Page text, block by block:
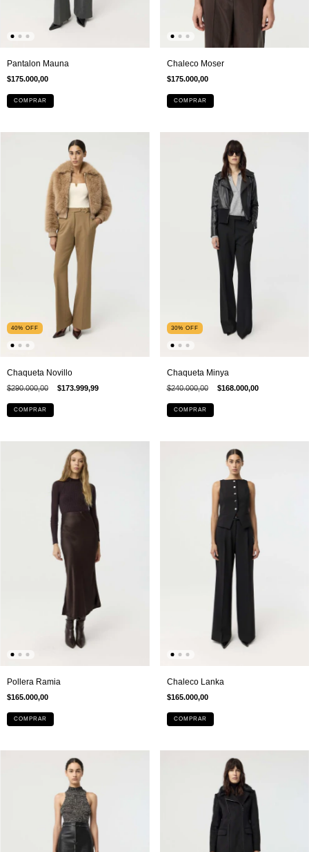
Pantalon Mauna
$175.000,00
COMPRAR
Chaleco Moser
$175.000,00
COMPRAR
40% OFF
Chaqueta Novillo
$290.000,00 $173.999,99
COMPRAR
30% OFF
Chaqueta Minya
$240.000,00 $168.000,00
COMPRAR
Pollera Ramia
$165.000,00
COMPRAR
Chaleco Lanka
$165.000,00
COMPRAR